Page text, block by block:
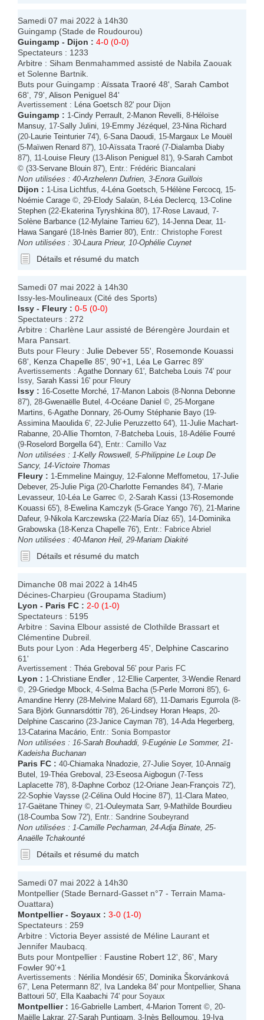
Samedi 07 mai 2022 à 14h30
Guingamp (Stade de Roudourou)
Guingamp - Dijon : 4-0 (0-0)
Spectateurs : 1233
Arbitre : Siham Benmahammed assisté de Nabila Zaouak
et Solenne Bartnik.
Buts pour Guingamp : Aïssata Traoré 48', Sarah Cambot
68', 79', Alison Peniguel 84'
Avertissement : Léna Goetsch 82' pour Dijon
Guingamp : 1-Cindy Perrault , 2-Manon Revelli , 8-Héloïse
Mansuy, 17-Sally Julini , 19-Emmy Jézéquel , 23-Nina Richard
(20- Laurie Teinturier 74'), 6-Sana Daoudi , 15-Margaux Le Mouël
(5-Maïwen Renard 87'), 10-Aïssata Traoré (7-Dialamba Diaby
87'), 11- Louise Fleury (13-Alison Peniguel 81'), 9-Sarah Cambot
© (33-Servane Blouin 87'), Entr.: Frédéric Biancalani
Non utilisées : 40-Arzhelenn Dufrien , 3-Enora Guillois
Dijon : 1- Lisa Lichtfus , 4- Léna Goetsch , 5-Hélène Fercocq , 15-
Noémie Carage ©, 29-Elody Salaün , 8- Léa Declercq , 13-Coline
Stephen (22-Ekaterina Tyryshkina 80'), 17-Rose Lavaud , 7-
Solène Barbance (12-Mylaine Tarrieu 62'), 14-Jenna Dear, 11-
Hawa Sangaré (18- Inès Barrier 80'), Entr.: Christophe Forest
Non utilisées : 30-Laura Prieur, 10-Ophélie Cuynet
Détails et résumé du match
Samedi 07 mai 2022 à 14h30
Issy-les-Moulineaux (Cité des Sports)
Issy - Fleury : 0-5 (0-0)
Spectateurs : 272
Arbitre : Charlène Laur assisté de Bérengère Jourdain et
Mara Pansart.
Buts pour Fleury : Julie Debever 55', Rosemonde Kouassi
68', Kenza Chapelle 85', 90'+1, Léa Le Garrec 89'
Avertissements : Agathe Donnary 61', Batcheba Louis 74' pour
Issy, Sarah Kassi 16' pour Fleury
Issy : 16-Cosette Morché , 17-Manon Labois (8-Nonna Debonne
87'), 28-Gwenaëlle Butel , 4-Océane Daniel ©, 25-Morgane
Martins , 6-Agathe Donnary, 26-Oumy Stéphanie Bayo (19-
Assimina Maoulida 6', 22-Julie Peruzzetto 64'), 11-Julie Machart-
Rabanne , 20-Allie Thornton , 7-Batcheba Louis , 18-Adélie Fourré
(9-Roselord Borgella 64'), Entr.: Camillo Vaz
Non utilisées : 1-Kelly Rowswell , 5-Philippine Le Loup De
Sancy, 14-Victoire Thomas
Fleury : 1-Emmeline Mainguy, 12-Falonne Meffometou , 17-Julie
Debever, 25-Julie Piga (20-Charlotte Fernandes 84'), 7-Marie
Levasseur, 10- Léa Le Garrec ©, 2-Sarah Kassi (13-Rosemonde
Kouassi 65'), 8-Ewelina Kamczyk (5-Grace Yango 76'), 21-Marine
Dafeur, 9-Nikola Karczewska (22-María Díaz 65'), 14-Dominika
Grabowska (18-Kenza Chapelle 76'), Entr.: Fabrice Abriel
Non utilisées : 40-Manon Heil , 29-Mariam Diakité
Détails et résumé du match
Dimanche 08 mai 2022 à 14h45
Décines-Charpieu (Groupama Stadium)
Lyon - Paris FC : 2-0 (1-0)
Spectateurs : 5195
Arbitre : Savina Elbour assisté de Clothilde Brassart et
Clémentine Dubreil.
Buts pour Lyon : Ada Hegerberg 45', Delphine Cascarino
61'
Avertissement : Théa Greboval 56' pour Paris FC
Lyon : 1-Christiane Endler , 12-Ellie Carpenter, 3-Wendie Renard
©, 29-Griedge Mbock , 4-Selma Bacha (5-Perle Morroni 85'), 6-
Amandine Henry (28-Melvine Malard 68'), 11-Damaris Egurrola (8-
Sara Björk Gunnarsdóttir 78'), 26- Lindsey Horan Heaps , 20-
Delphine Cascarino (23-Janice Cayman 78'), 14-Ada Hegerberg
13-Catarina Macário , Entr.: Sonia Bompastor
Non utilisées : 16-Sarah Bouhaddi , 9-Eugénie Le Sommer, 21-
Kadeisha Buchanan
Paris FC : 40-Chiamaka Nnadozie , 27-Julie Soyer, 10-Annaïg
Butel
, 19-Théa Greboval , 23-Eseosa Aigbogun (7-Tess
Laplacette 78'), 8-Daphne Corboz (12-Oriane Jean-François 72'),
22-Sophie Vaysse (2-Célina Ould Hocine 87'), 11-Clara Mateo
17-Gaëtane Thiney ©, 21-Ouleymata Sarr, 9-Mathilde Bourdieu
(18-Coumba Sow72'), Entr.: Sandrine Soubeyrand
Non utilisées : 1-Camille Pecharman , 24-Adja Binate , 25-
Anaëlle Tchakounté
Détails et résumé du match
Samedi 07 mai 2022 à 14h30
Montpellier (Stade Bernard-Gasset n°7 - Terrain Mama-
Ouattara)
Montpellier- Soyaux : 3-0 (1-0)
Spectateurs : 259
Arbitre : Victoria Beyer assisté de Méline Laurant et
Jennifer Maubacq.
Buts pour Montpellier : Faustine Robert 12', 86', Mary
Fowler 90'+1
Avertissements : Nérilia Mondésir 65',
Dominika Škorvánková
67',
Lena Petermann 82', Iva Landeka 84' pour Montpellier, Shana
Battouri 50', Ella Kaabachi 74' pour Soyaux
Montpellier: 16-Gabrielle Lambert , 4-Marion Torrent ©, 20-
Maëlle Lakrar, 27-Sarah Puntigam , 3- Inès Belloumou , 19- Iva